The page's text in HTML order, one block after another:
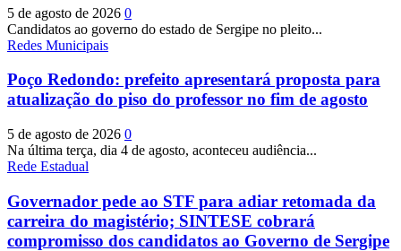
5 de agosto de 2026 0
Candidatos ao governo do estado de Sergipe no pleito...
Redes Municipais
Poço Redondo: prefeito apresentará proposta para
atualização do piso do professor no fim de agosto
5 de agosto de 2026 0
Na última terça, dia 4 de agosto, aconteceu audiência...
Rede Estadual
Governador pede ao STF para adiar retomada da
carreira do magistério; SINTESE cobrará
compromisso dos candidatos ao Governo de Sergipe